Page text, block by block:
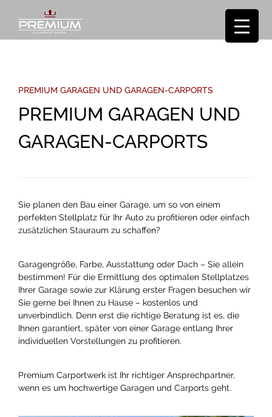
PREMIUM GARAGEN UND GARAGEN-CARPORTS
PREMIUM GARAGEN UND
GARAGEN-CARPORTS
Sie planen den Bau einer Garage, um so von einem
perfekten Stellplatz für Ihr Auto zu profitieren oder einfach
zusätzlichen Stauraum zu schaffen?
Garagengröße, Farbe, Ausstattung oder Dach – Sie allein
bestimmen! Für die Ermittlung des optimalen Stellplatzes
Ihrer Garage sowie zur Klärung erster Fragen besuchen wir
Sie gerne bei Ihnen zu Hause – kostenlos und
unverbindlich. Denn erst die richtige Beratung ist es, die
Ihnen garantiert, später von einer Garage entlang Ihrer
individuellen Vorstellungen zu profitieren.
Premium Carportwerk ist Ihr richtiger Ansprechpartner,
wenn es um hochwertige Garagen und Carports geht.